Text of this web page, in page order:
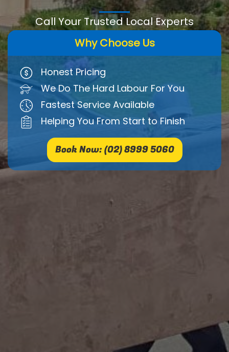
Call Your Trusted Local Experts
Why Choose Us
Honest Pricing
We Do The Hard Labour For You
Fastest Service Available
Helping You From Start to Finish
Book Now: (02) 8999 5060